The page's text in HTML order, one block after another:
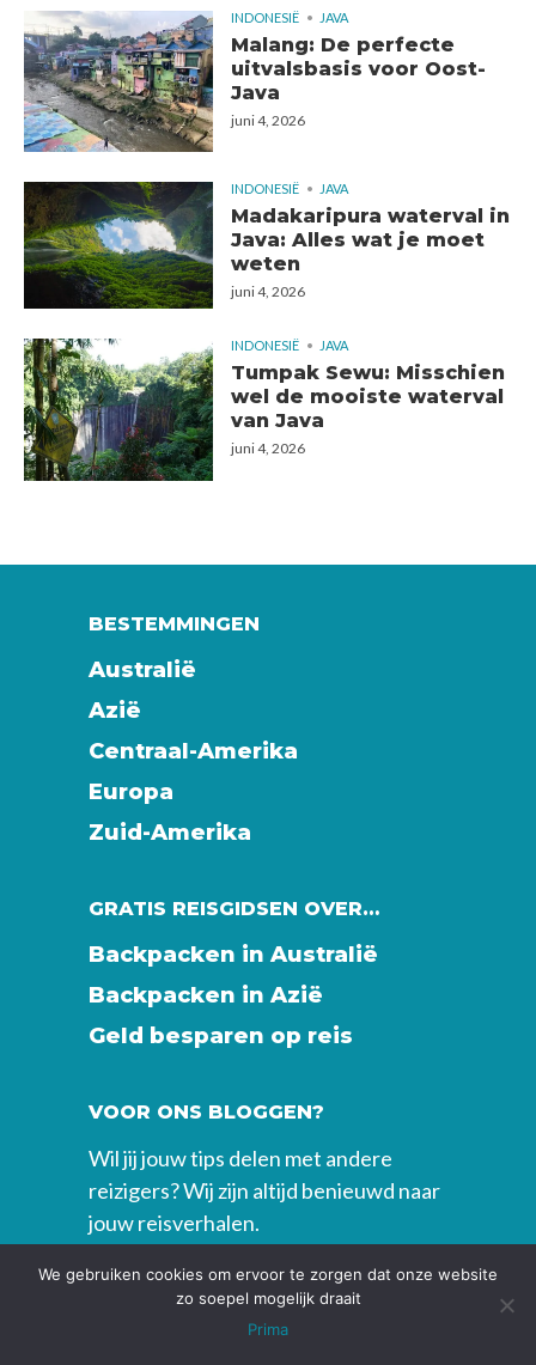
INDONESIË JAVA
Malang: De perfecte
uitvalsbasis voor Oost-
Java
juni 4, 2026
INDONESIË JAVA
Madakaripura waterval in
Java: Alles wat je moet
weten
juni 4, 2026
INDONESIË JAVA
Tumpak Sewu: Misschien
wel de mooiste waterval
van Java
juni 4, 2026
BESTEMMINGEN
Australië
Azië
Centraal-Amerika
Europa
Zuid-Amerika
GRATIS REISGIDSEN OVER…
Backpacken in Australië
Backpacken in Azië
Geld besparen op reis
VOOR ONS BLOGGEN?
Wil jij jouw tips delen met andere
reizigers? Wij zijn altijd benieuwd naar
jouw reisverhalen.
BACKPACKCENTRALE
We gebruiken cookies om ervoor te zorgen dat onze website
zo soepel mogelijk draait
Prima